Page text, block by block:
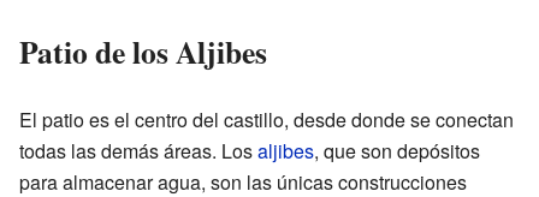
Patio de los Aljibes
El patio es el centro del castillo, desde donde se conectan
todas las demás áreas. Losaljibes, que son depósitos
para almacenar agua, son las únicas construcciones